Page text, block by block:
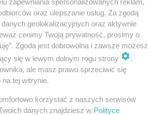
środków
które bywa
ze sprawą.
oraz ulepszanie usług. Za zgodą
geolokalizacyjnych oraz aktywnie
cenimy Twoją prywatność, prosimy o
Zgoda jest dobrowolna i zawsze możesz
się w lewym dolnym rogu strony
.
ale masz prawo sprzeciwić się
tej witrynie.
korzystać z naszych serwisów
danych znajdziesz w Polityce